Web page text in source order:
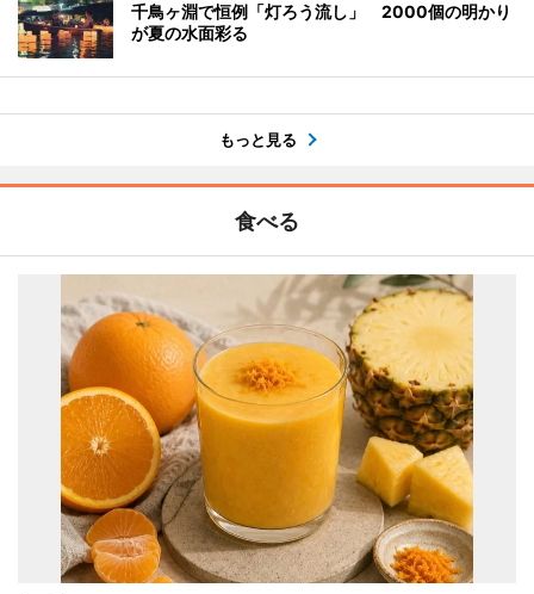
千鳥ヶ淵で恒例「灯ろう流し」 2000個の明かり
が夏の水面彩る
もっと見る
食べる